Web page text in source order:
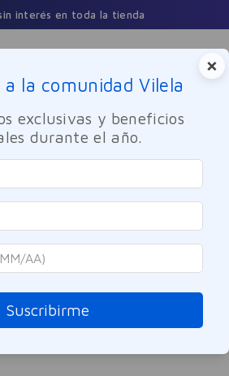
interés en toda la tienda
Cuidado del Cabello
Elvive Color Vive
×
la comunidad Vilela
exclusivas y beneficios
durante el año.
Suscribirme